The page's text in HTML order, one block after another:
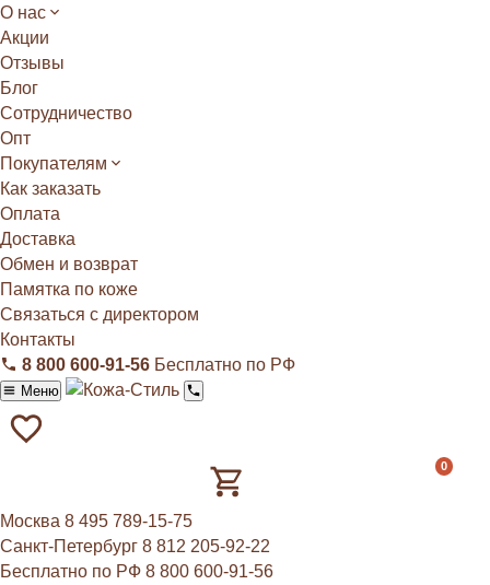
О нас
Акции
Отзывы
Блог
Сотрудничество
Опт
Покупателям
Как заказать
Оплата
Доставка
Обмен и возврат
Памятка по коже
Связаться с директором
Контакты
8 800 600‑91‑56 Бесплатно по РФ
Меню
0
Москва 8 495 789‑15‑75
Санкт-Петербург 8 812 205‑92‑22
Бесплатно по РФ 8 800 600‑91‑56